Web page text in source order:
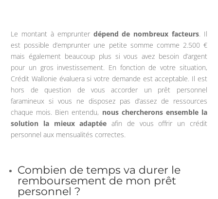
Le montant à emprunterdépend de nombreux facteurs. Il
est possible d’emprunter une petite somme comme 2.500 €
mais également beaucoup plus si vous avez besoin d’argent
pour un gros investissement. En fonction de votre situation,
Crédit Wallonie évaluera si votre demande est acceptable. Il est
hors de question de vous accorder un prêt personnel
faramineux si vous ne disposez pas d’assez de ressources
chaque mois. Bien entendu, nous chercherons ensemble la
solution la mieux adaptée afin de vous offrir un crédit
personnel aux mensualités correctes.
Combien de temps va durer le
remboursement de mon prêt
personnel ?